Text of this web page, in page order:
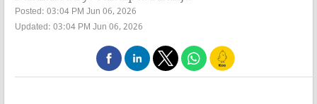
Posted: 03:04 PM Jun 06, 2026
Updated: 03:04 PM Jun 06, 2026